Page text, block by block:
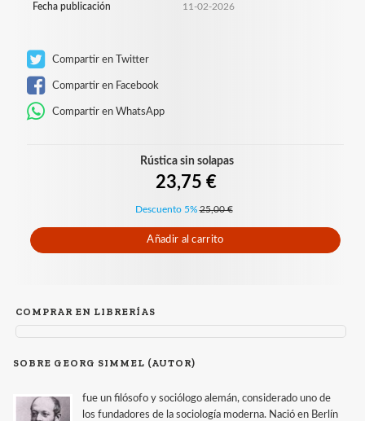
Fecha publicación
11-02-2026
Compartir en Twitter
Compartir en Facebook
Compartir en WhatsApp
Rústica sin solapas
23,75 €
Descuento 5% 25,00 €
Añadir al carrito
COMPRAR EN LIBRERÍAS
SOBRE GEORG SIMMEL (AUTOR)
fue un filósofo y sociólogo alemán, considerado uno de
los fundadores de la sociología moderna. Nació en Berlín